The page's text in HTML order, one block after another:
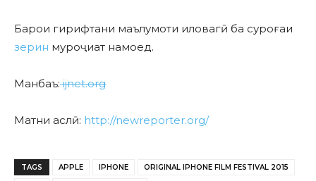
Барои гирифтани маълумоти иловагӣ ба суроғаи
зерин муроҷиат намоед.
Манбаъ:ijnet.org
Матни аслӣ: http://newreporter.org/
TAGS APPLE IPHONE ORIGINAL IPHONE FILM FESTIVAL 2015